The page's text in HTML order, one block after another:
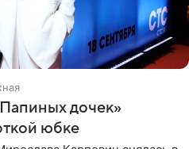
дочек»
юбке